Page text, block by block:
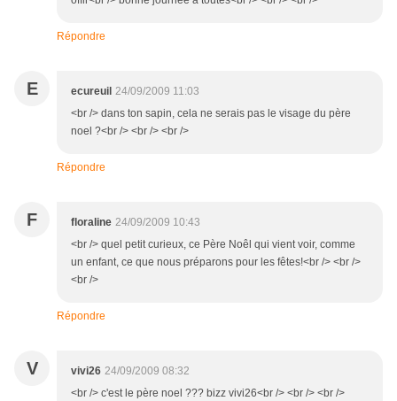
Répondre
E ecureuil 24/09/2009 11:03
<br /> dans ton sapin, cela ne serais pas le visage du père
noel ?<br /> <br /> <br />
Répondre
F floraline 24/09/2009 10:43
<br /> quel petit curieux, ce Père Noêl qui vient voir, comme
un enfant, ce que nous préparons pour les fêtes!<br /> <br />
<br />
Répondre
V vivi26 24/09/2009 08:32
<br /> c'est le père noel ??? bizz vivi26<br /> <br /> <br />